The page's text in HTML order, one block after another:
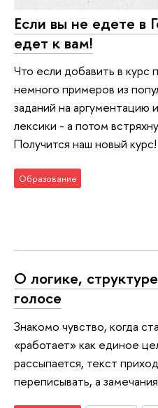
Если вы не едете в
едет к вам!
Что если добавить в курс
немного примеров из
заданий на аргументацию
лексики - а потом
Получится наш новый курс!
Образование
О логике,
голосе
Знакомо чувство, когда
«работает» как единое
рассыпается, текст
переписывать, а